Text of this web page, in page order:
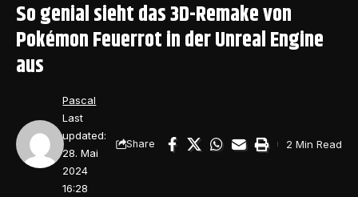
So genial sieht das 3D-Remake von
Pokémon Feuerrot in der Unreal Engine
aus
Last
updated:
28. Mai
2024
16:28
Pascal
Share 2 Min Read